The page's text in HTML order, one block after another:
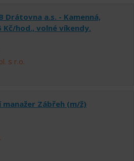
Drátovna a.s. - Kamenná,
Kč/hod., volné víkendy.
s r.o.
Zábřeh (m/ž)